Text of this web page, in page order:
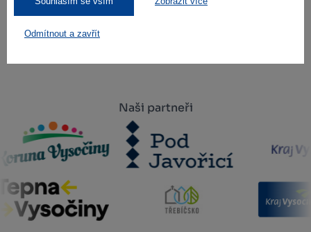
Odmítnout a zavřít
Naši partneři